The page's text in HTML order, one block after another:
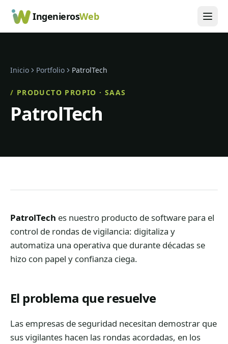
IngenierosWeb
Inicio Portfolio PatrolTech
/ PRODUCTO PROPIO · SAAS
PatrolTech
PatrolTech es nuestro producto de software para el
control de rondas de vigilancia: digitaliza y
automatiza una operativa que durante décadas se
hizo con papel y confianza ciega.
El problema que resuelve
Las empresas de seguridad necesitan demostrar que
sus vigilantes hacen las rondas acordadas, en los